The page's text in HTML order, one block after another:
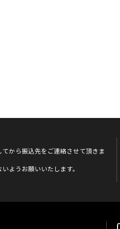
から振込先をご連絡させて頂きま
ようお願いいたします。